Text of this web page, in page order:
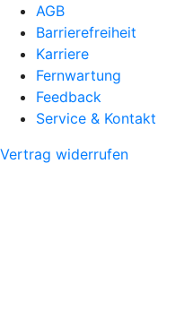
AGB
Barrierefreiheit
Karriere
Fernwartung
Feedback
Service & Kontakt
Vertrag widerrufen